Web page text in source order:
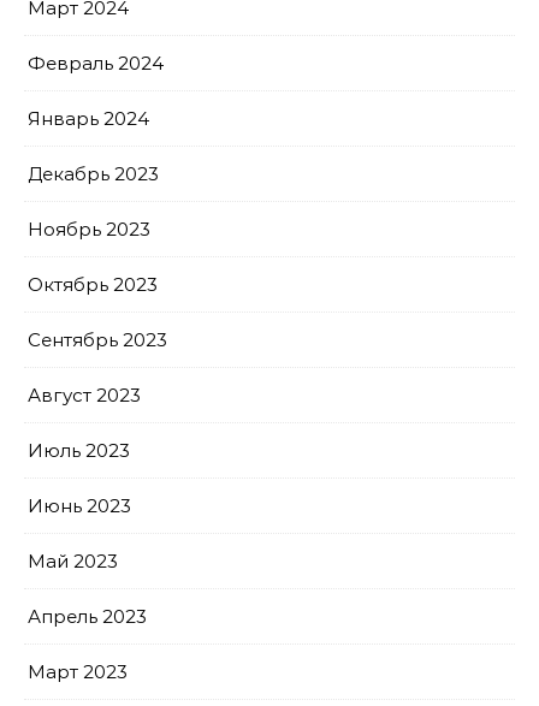
Март 2024
Февраль 2024
Январь 2024
Декабрь 2023
Ноябрь 2023
Октябрь 2023
Сентябрь 2023
Август 2023
Июль 2023
Июнь 2023
Май 2023
Апрель 2023
Март 2023